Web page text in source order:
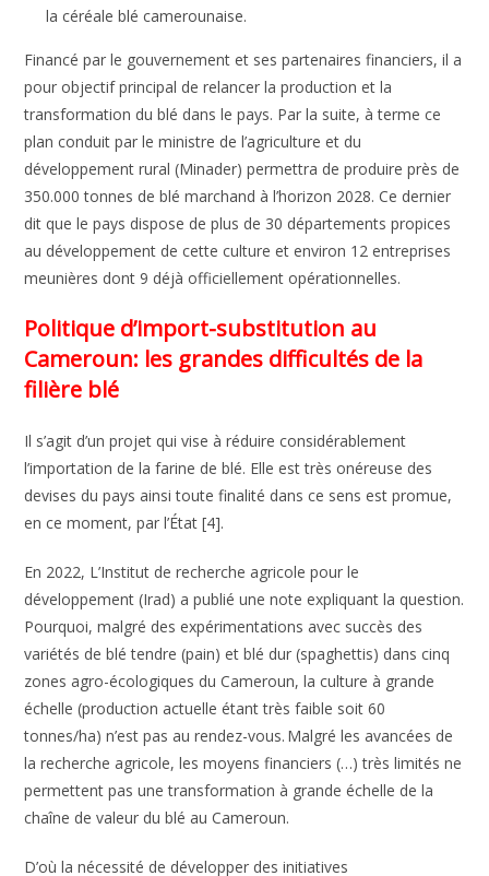
la céréale blé camerounaise.
Financé par le gouvernement et ses partenaires financiers, il a
pour objectif principal de relancer la production et la
transformation du blé dans le pays. Par la suite, à terme ce
plan conduit par le ministre de l’agriculture et du
développement rural (Minader) permettra de produire près de
350.000 tonnes de blé marchand à l’horizon 2028. Ce dernier
dit que le pays dispose de plus de 30 départements propices
au développement de cette culture et environ 12 entreprises
meunières dont 9 déjà officiellement opérationnelles.
Politique d’import-substitution au
Cameroun: les grandes difficultés de la
filière blé
Il s’agit d’un projet qui vise à réduire considérablement
l’importation de la farine de blé. Elle est très onéreuse des
devises du pays ainsi toute finalité dans ce sens est promue,
en ce moment, par l’État [4].
En 2022, L’Institut de recherche agricole pour le
développement (Irad) a publié une note expliquant la question.
Pourquoi, malgré des expérimentations avec succès des
variétés de blé tendre (pain) et blé dur (spaghettis) dans cinq
zones agro-écologiques du Cameroun, la culture à grande
échelle (production actuelle étant très faible soit 60
tonnes/ha) n’est pas au rendez-vous. Malgré les avancées de
la recherche agricole, les moyens financiers (…) très limités ne
permettent pas une transformation à grande échelle de la
chaîne de valeur du blé au Cameroun.
D’où la nécessité de développer des initiatives